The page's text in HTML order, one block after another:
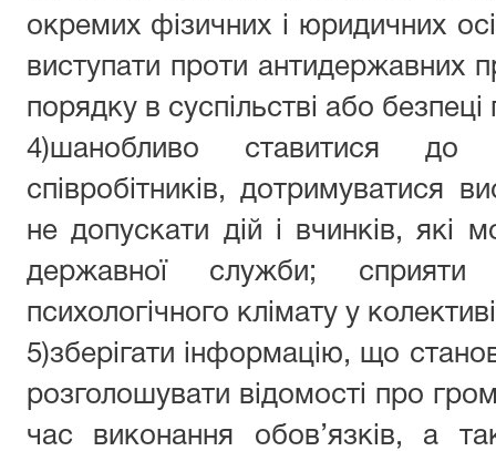
окремих фізичних і юридичних
виступати проти антидержавних
порядку в суспільстві або
4)шанобливо ставитися до
співробітників, дотримуватися
не допускати дій і вчинків, які
державної служби; сприяти
психологічного клімату у
5)зберігати інформацію, що
розголошувати відомості про
час виконання обов’язків, а